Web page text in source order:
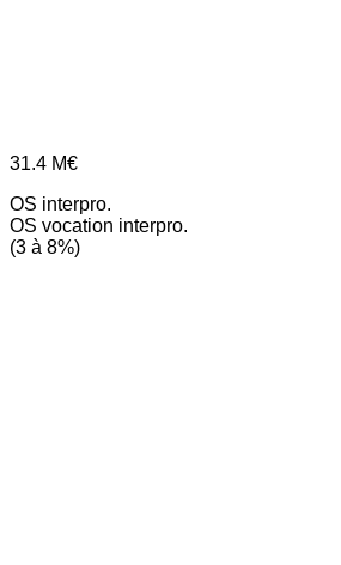
31.4 M€
OS interpro.
OS vocation interpro.
(3 à 8%)